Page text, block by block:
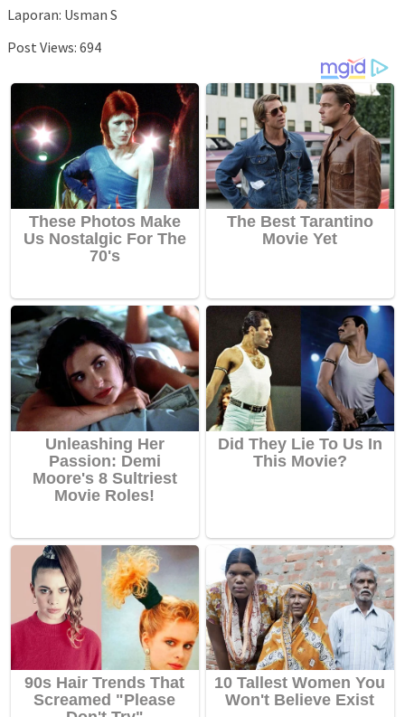
Laporan: Usman S
Post Views: 694